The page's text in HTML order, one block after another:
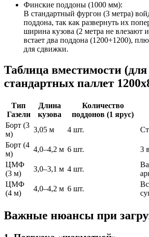
Финские поддоны (1000 мм):
В стандартный фургон (3 метра)
поддона, так как развернуть их
ширина кузова (2 метра не влезают
встает два поддона (1200+1200),
для сдвижки.
Таблица вместимости (для
стандартных паллет
Тип
Газели
Длина
кузова
Количество
поддонов (1 ярус)
Борт (3
м)
3,05 м 4 шт.
Борт (4
м)
4,0–4,2 м 6 шт.
3
ЦМФ
(3 м)
3,0–3,1 м 4 шт.
ЦМФ
(4 м)
4,0–4,2 м 6 шт.
Важные нюансы при